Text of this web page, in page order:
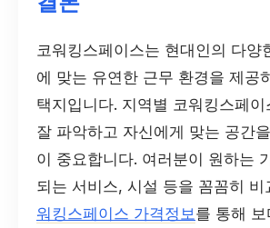
코워킹스페이스는 현대인의 다양
에 맞는 유연한 근무 환경을 제공
택지입니다. 지역별 코워킹스페
잘 파악하고 자신에게 맞는 공간
이 중요합니다. 여러분이 원하는
되는 서비스, 시설 등을 꼼꼼히 비
워킹스페이스 가격정보를 통해